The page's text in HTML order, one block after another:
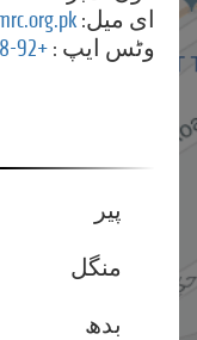
ای میل:
وٹس ایپ : +92-328-5473023
پیر
منگل
بدھ